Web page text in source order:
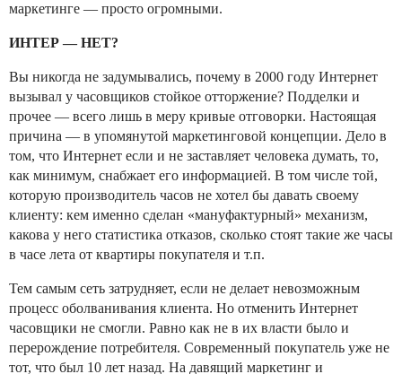
маркетинге — просто огромными.
ИНТЕР — НЕТ?
Вы никогда не задумывались, почему в 2000 году Интернет
вызывал у часовщиков стойкое отторжение? Подделки и
прочее — всего лишь в меру кривые отговорки. Настоящая
причина — в упомянутой маркетинговой концепции. Дело в
том, что Интернет если и не заставляет человека думать, то,
как минимум, снабжает его информацией. В том числе той,
которую производитель часов не хотел бы давать своему
клиенту: кем именно сделан «мануфактурный» механизм,
какова у него статистика отказов, сколько стоят такие же часы
в часе лета от квартиры покупателя и т.п.
Тем самым сеть затрудняет, если не делает невозможным
процесс оболванивания клиента. Но отменить Интернет
часовщики не смогли. Равно как не в их власти было и
перерождение потребителя. Современный покупатель уже не
тот, что был 10 лет назад. На давящий маркетинг и